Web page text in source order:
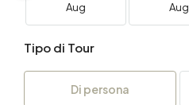
Aug Aug
Tipo di Tour
Di persona